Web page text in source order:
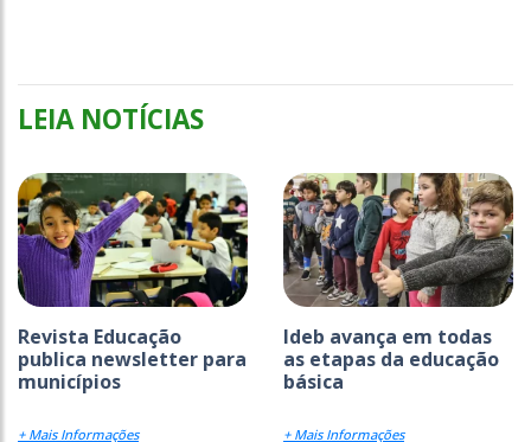
LEIA NOTÍCIAS
Revista Educação
publica newsletter para
municípios
+ Mais Informações
Ideb avança em todas
as etapas da educação
básica
+ Mais Informações